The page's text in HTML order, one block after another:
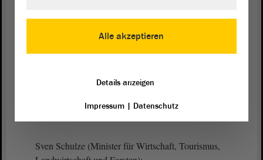
Dorothea Frederking (GRÜNE):
(Zurufe von der AfD - Unruhe)
Sven Schulze (Minister für Wirtschaft, Tourismus,
Alle akzeptieren
Details anzeigen
Impressum| Datenschutz